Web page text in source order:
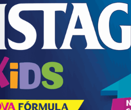
8º iogurte
º
10º arroz